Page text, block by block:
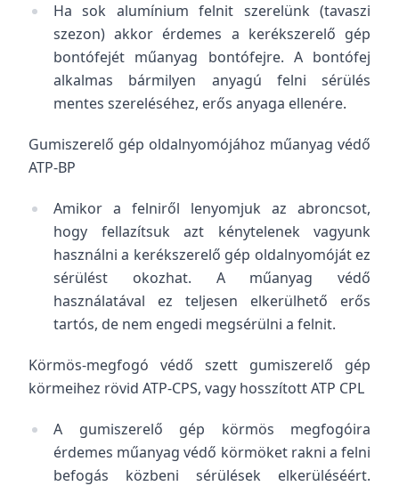
Ha sok alumínium felnit szerelünk (tavaszi
szezon) akkor érdemes a kerékszerelő gép
bontófejét műanyag bontófejre. A bontófej
alkalmas bármilyen anyagú felni sérülés
mentes szereléséhez, erős anyaga ellenére.
Gumiszerelő gép oldalnyomójához műanyag védő
ATP-BP
Amikor a felniről lenyomjuk az abroncsot,
hogy fellazítsuk azt kénytelenek vagyunk
használni a kerékszerelő gép oldalnyomóját ez
sérülést okozhat. A műanyag védő
használatával ez teljesen elkerülhető erős
tartós, de nem engedi megsérülni a felnit.
Körmös-megfogó védő szett gumiszerelő gép
körmeihez rövid ATP-CPS, vagy hosszított ATP CPL
A gumiszerelő gép körmös megfogóira
érdemes műanyag védő körmöket rakni a felni
befogás közbeni sérülések elkerüléséért.